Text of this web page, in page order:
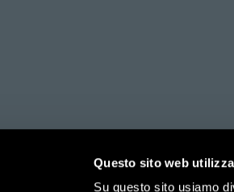
Questo sito web
Su questo sito usiamo
amnesty.org